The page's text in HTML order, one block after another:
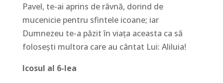
Pavel, te-ai aprins de râvnă, dorind de
mucenicie pentru sfintele icoane; iar
Dumnezeu te-a păzit în viaţa aceasta ca să
foloseşti multora care au cântat Lui: Aliluia!
Icosul al 6-lea